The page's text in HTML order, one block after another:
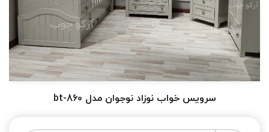
سرویس خواب نوزاد نوجوان مدل bt-860